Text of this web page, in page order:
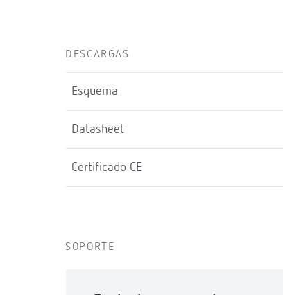
DESCARGAS
Esquema
Datasheet
Certificado CE
SOPORTE